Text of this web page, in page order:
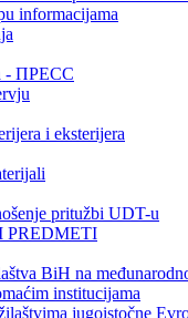
informacijama
- ПРЕСC
i eksterijera
pritužbi UDT-u
PREDMETI
BiH na
institucijama
jugoistočne